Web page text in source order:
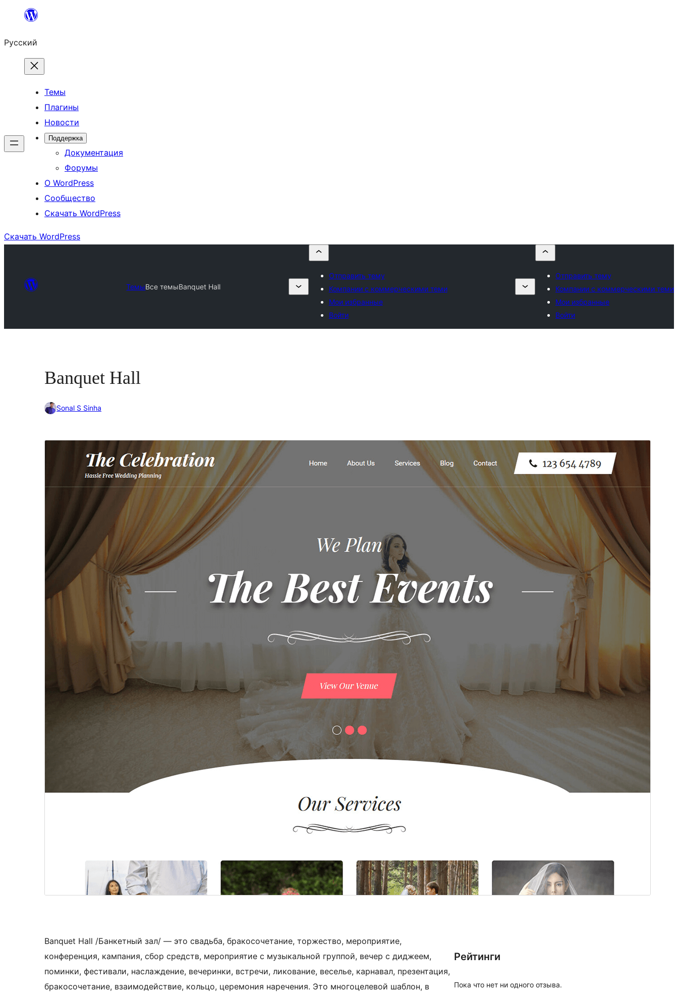
Перейти
содержимому
Русский
Темы
Плагины
Новости
Поддержка
Документация
Форумы
О WordPress
Сообщество
Скачать WordPress
Скачать WordPress
ТемыВсе темыBanquet Hall
Отправить тему
Компании с коммерческими теми
Мои избранные
Войти
Отправить тему
Компании с коммерческими теми
Мои избранные
Войти
Banquet Hall
Sonal S Sinha
Коммерческая тема
Эта тема бесплатна, но предлагает
дополнительные платные коммерческие
улучшения или поддержку.Посмотреть
поддержку
Просмотреть Скачать
2.1
Последние изменения
4 марта, 2026
Активные установки
200+
Версия WordPress
5.3
Версия PHP
Главная страница темы
Banquet Hall /Банкетный зал/ — это свадьба, бракосочетание, торжество, мероприятие,
конференция, кампания, сбор средств, мероприятие с музыкальной группой, вечер с диджеем,
поминки, фестивали, наслаждение, вечеринки, встречи, ликование, веселье, карнавал, презентация,
бракосочетание, взаимодействие, кольцо, церемония наречения. Это многоцелевой шаблон, в
Рейтинги
Пока что нет ни одного отзыва.